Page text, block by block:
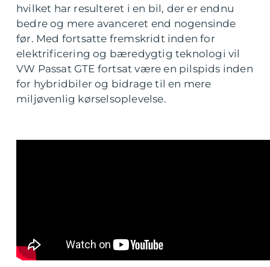
hvilket har resulteret i en bil, der er endnu
bedre og mere avanceret end nogensinde
før. Med fortsatte fremskridt inden for
elektrificering og bæredygtig teknologi vil
VW Passat GTE fortsat være en pilspids inden
for hybridbiler og bidrage til en mere
miljøvenlig kørselsoplevelse.